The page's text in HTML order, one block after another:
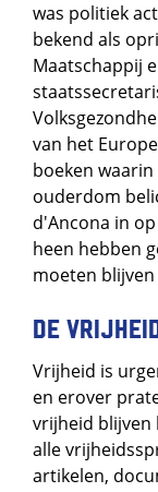
was politiek
bekend als
Maatschappij
van het
boeken
ouderdom
d'Ancona in
heen hebben
moeten
De
Vrijheid is
en erover
vrijheid blijven
alle
artikelen,